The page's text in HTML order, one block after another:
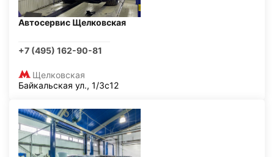
Автосервис Щелковская
+7 (495) 162-90-81
Щелковская
Байкальская ул., 1/3с12